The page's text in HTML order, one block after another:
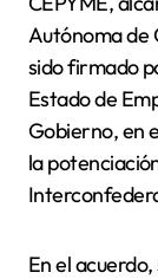
Autónoma de
sido firmado
Estado de
Gobierno, en
la
En el